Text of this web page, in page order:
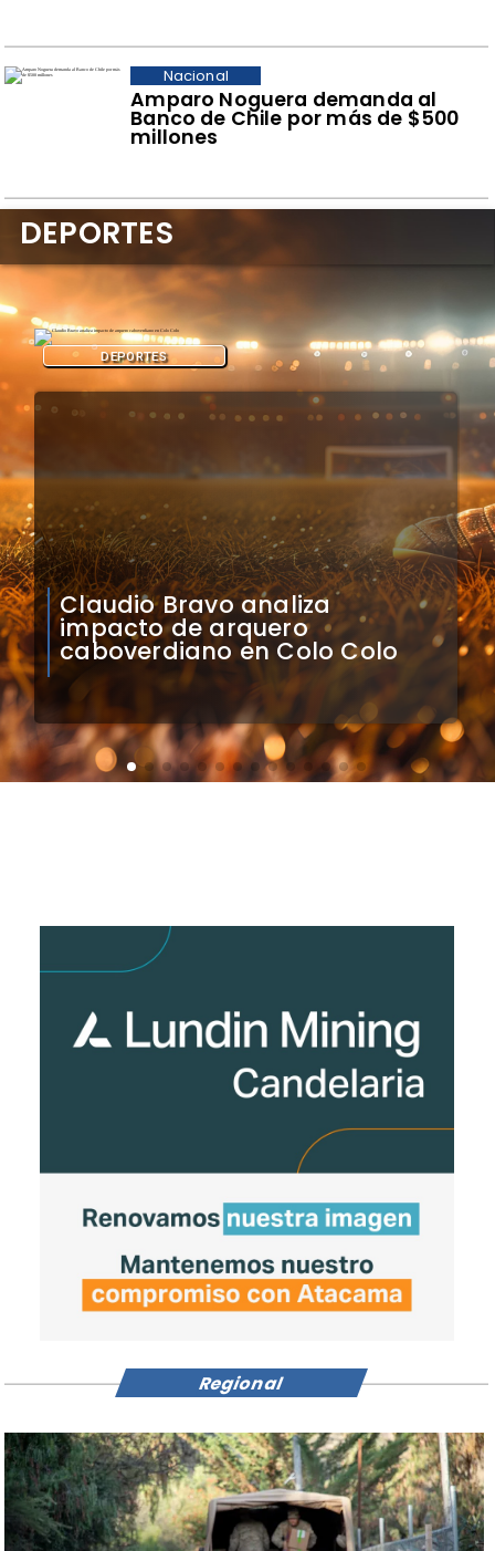
Amparo Noguera demanda al
Banco de Chile por más de $500
millones
Nacional
Natalia Duco responde a
Contraloría: Presidente puede
cuestionar mi permanencia
DEPORTES
DEPORTES
Regional